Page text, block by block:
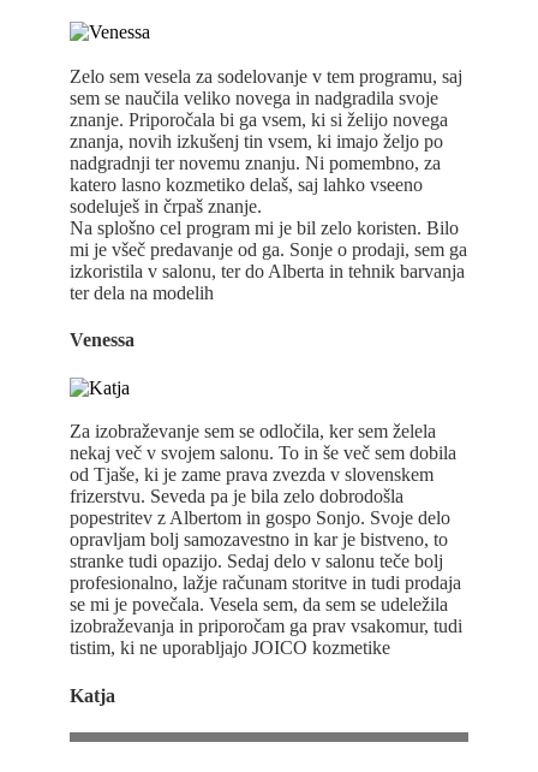
Zelo sem vesela za sodelovanje v tem programu, saj
sem se naučila veliko novega in nadgradila svoje
znanje. Priporočala bi ga vsem, ki si želijo novega
znanja, novih izkušenj tin vsem, ki imajo željo po
nadgradnji ter novemu znanju. Ni pomembno, za
katero lasno kozmetiko delaš, saj lahko vseeno
sodeluješ in črpaš znanje.
Na splošno cel program mi je bil zelo koristen. Bilo
mi je všeč predavanje od ga. Sonje o prodaji, sem ga
izkoristila v salonu, ter do Alberta in tehnik barvanja
ter dela na modelih
Venessa
Za izobraževanje sem se odločila, ker sem želela
nekaj več v svojem salonu. To in še več sem dobila
od Tjaše, ki je zame prava zvezda v slovenskem
frizerstvu. Seveda pa je bila zelo dobrodošla
popestritev z Albertom in gospo Sonjo. Svoje delo
opravljam bolj samozavestno in kar je bistveno, to
stranke tudi opazijo. Sedaj delo v salonu teče bolj
profesionalno, lažje računam storitve in tudi prodaja
se mi je povečala. Vesela sem, da sem se udeležila
izobraževanja in priporočam ga prav vsakomur, tudi
tistim, ki ne uporabljajo JOICO kozmetike
Katja